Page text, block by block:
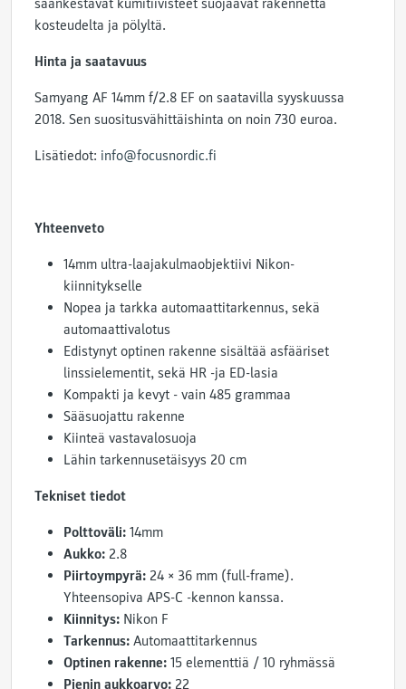
säänkestävät kumitiivisteet suojaavat rakennetta
kosteudelta ja pölyltä.
Hinta ja saatavuus
Samyang AF 14mm f/2.8 EF on saatavilla syyskuussa
2018. Sen suositusvähittäishinta on noin 730 euroa.
Lisätiedot: info@focusnordic.fi
Yhteenveto
14mm ultra-laajakulmaobjektiivi Nikon-
kiinnitykselle
Nopea ja tarkka automaattitarkennus, sekä
automaattivalotus
Edistynyt optinen rakenne sisältää asfääriset
linssielementit, sekä HR -ja ED-lasia
Kompakti ja kevyt - vain 485 grammaa
Sääsuojattu rakenne
Kiinteä vastavalosuoja
Lähin tarkennusetäisyys 20 cm
Tekniset tiedot
Polttoväli: 14mm
Aukko: 2.8
Piirtoympyrä: 24 × 36 mm (full-frame).
Yhteensopiva APS-C -kennon kanssa.
Kiinnitys: Nikon F
Tarkennus: Automaattitarkennus
Optinen rakenne: 15 elementtiä / 10 ryhmässä
Pienin aukkoarvo: 22